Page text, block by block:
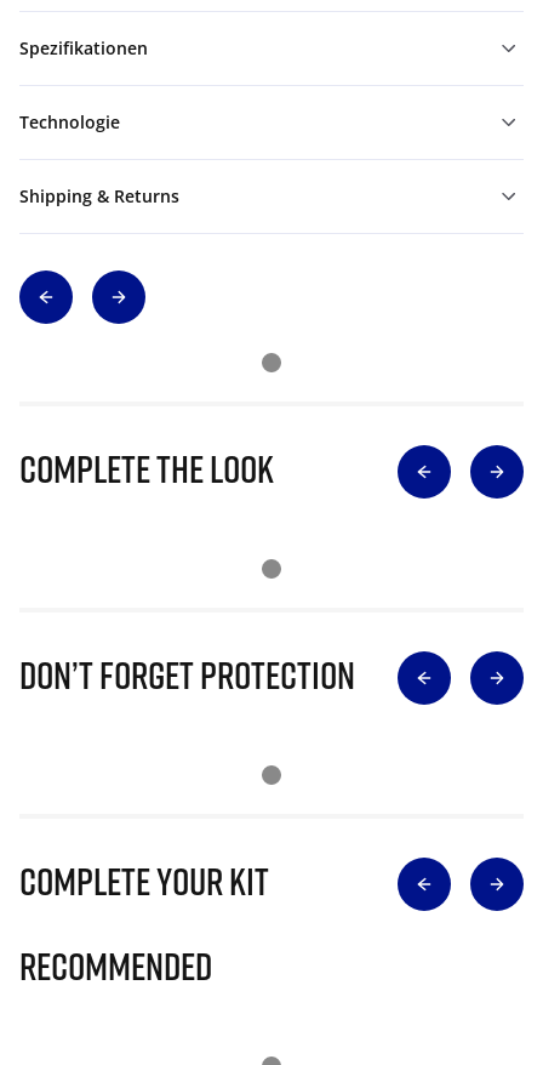
Spezifikationen
Technologie
Shipping & Returns
Complete The Look
Don’t Forget Protection
Complete Your Kit
Recommended